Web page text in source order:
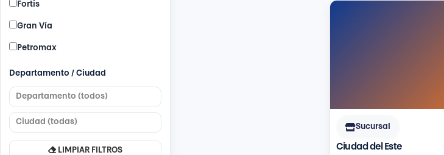
Fortis
Gran Vía
Petromax
Departamento / Ciudad
LIMPIAR FILTROS
Sucursal
Ciudad del Este